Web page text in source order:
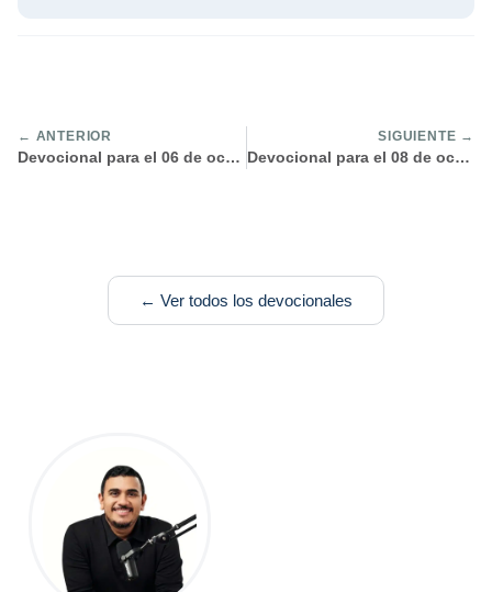
← ANTERIOR
Devocional para el 06 de octubre
SIGUIENTE →
Devocional para el 08 de octubre
← Ver todos los devocionales